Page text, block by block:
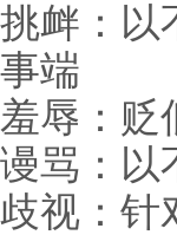
挑衅：以
事端
羞辱：贬
谩骂：以
歧视：针